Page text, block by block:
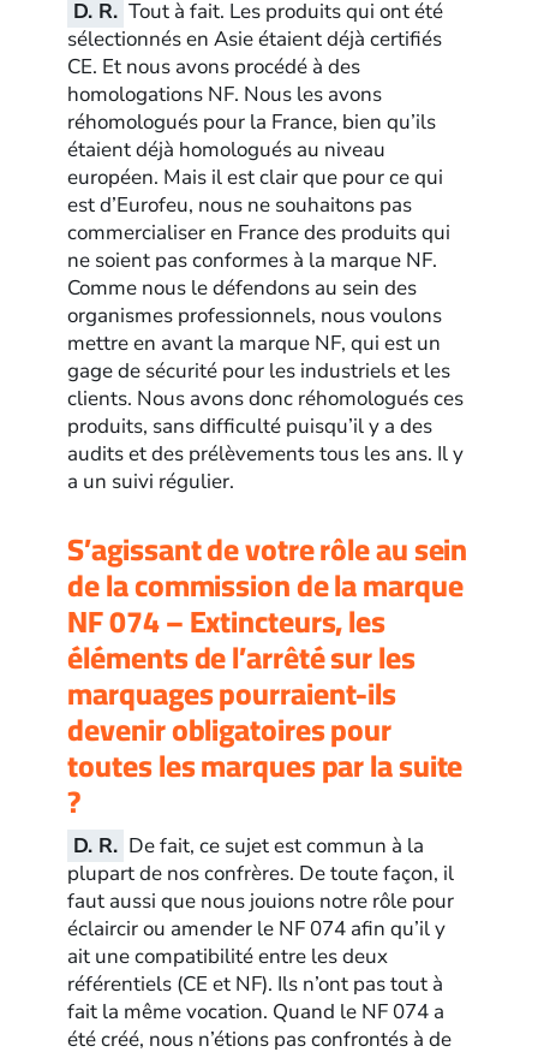
D. R. Tout à fait. Les produits qui ont été
sélectionnés en Asie étaient déjà certifiés
CE. Et nous avons procédé à des
homologations NF. Nous les avons
réhomologués pour la France, bien qu’ils
étaient déjà homologués au niveau
européen. Mais il est clair que pour ce qui
est d’Eurofeu, nous ne souhaitons pas
commercialiser en France des produits qui
ne soient pas conformes à la marque NF.
Comme nous le défendons au sein des
organismes professionnels, nous voulons
mettre en avant la marque NF, qui est un
gage de sécurité pour les industriels et les
clients. Nous avons donc réhomologués ces
produits, sans difficulté puisqu’il y a des
audits et des prélèvements tous les ans. Il y
a un suivi régulier.
S’agissant de votre rôle au sein
de la commission de la marque
NF 074 – Extincteurs, les
éléments de l’arrêté sur les
marquages pourraient-ils
devenir obligatoires pour
toutes les marques par la suite
?
D. R. De fait, ce sujet est commun à la
plupart de nos confrères. De toute façon, il
faut aussi que nous jouions notre rôle pour
éclaircir ou amender le NF 074 afin qu’il y
ait une compatibilité entre les deux
référentiels (CE et NF). Ils n’ont pas tout à
fait la même vocation. Quand le NF 074 a
été créé, nous n’étions pas confrontés à de